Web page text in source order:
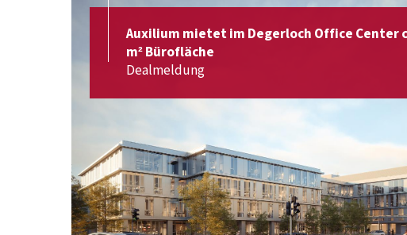
Auxilium mietet im Degerloch Office Center
m² Bürofläche
Dealmeldung